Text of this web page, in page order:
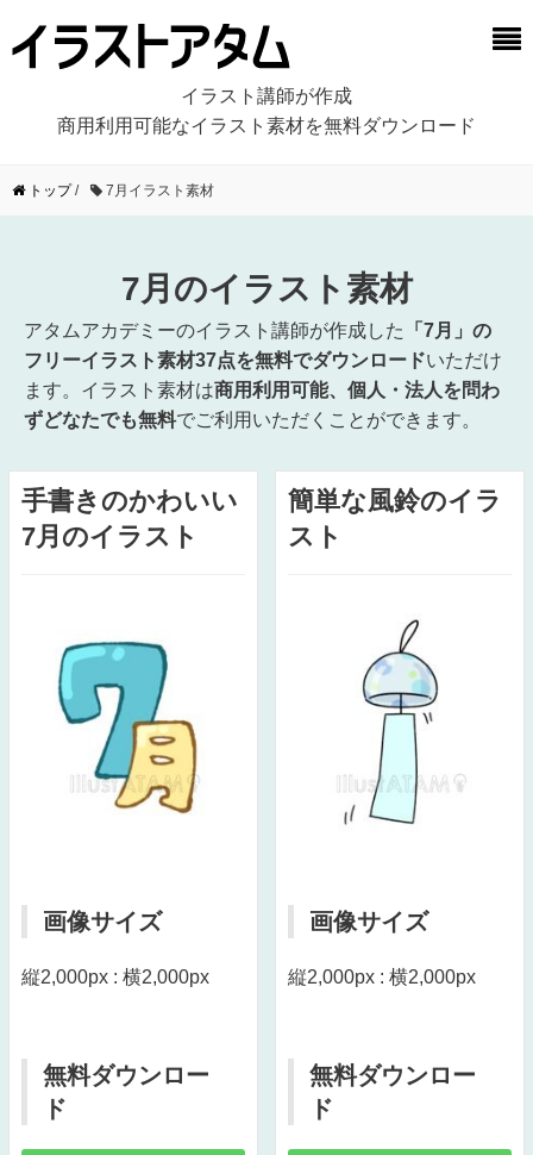
イラスト講師が作成
商用利用可能なイラスト素材を無料ダウンロード
トップ/ 7月イラスト素材
7月のイラスト素材
アタムアカデミーのイラスト講師が作成した
「7月」の
フリーイラスト素材37点を無料でダウンロードいただけ
ます。イラスト素材は商用利用可能、個人・法人を問わ
ずどなたでも無料でご利用いただくことができます。
手書きのかわいい
7月のイラスト
画像サイズ
縦2,000px : 横2,000px
無料ダウンロー
ド
簡単な風鈴のイラ
スト
画像サイズ
縦2,000px : 横2,000px
無料ダウンロー
ド